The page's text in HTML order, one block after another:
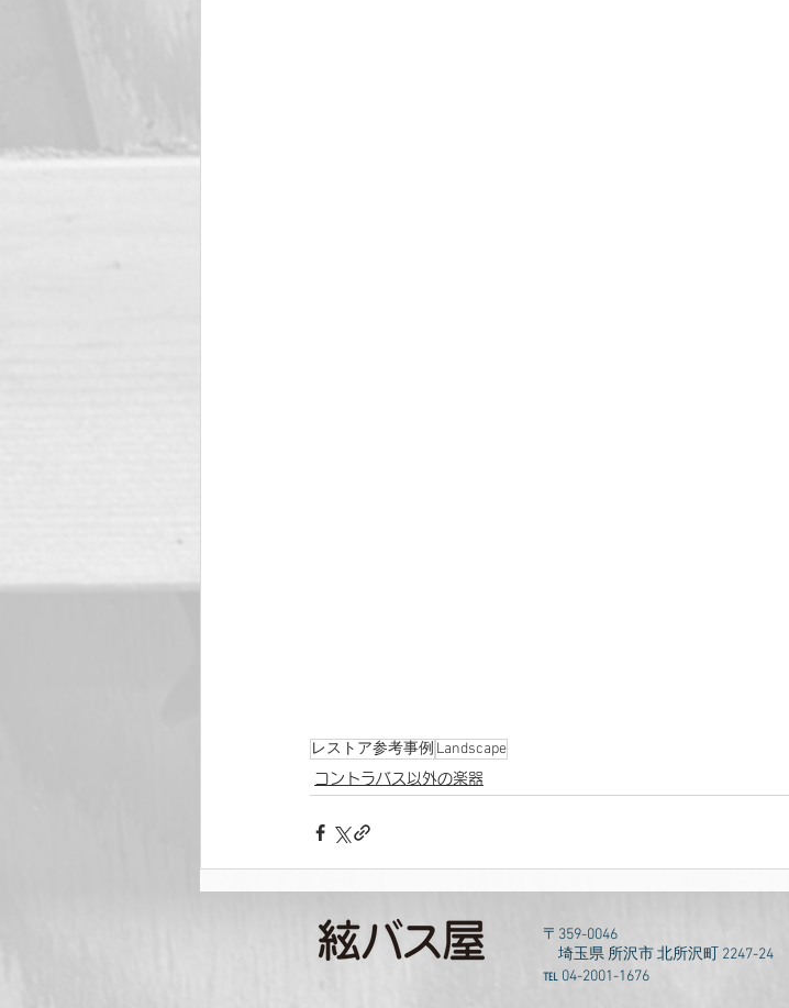
レストア参考事例 Landscape
コントラバス以外の楽器
〒359-0046
埼玉県 所沢市 北所沢町 2247-24
℡ 04-2001-1676